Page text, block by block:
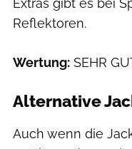
Extras gibt es bei
Reflektoren.
Wertung: SEHR
Alternative
Auch wenn die